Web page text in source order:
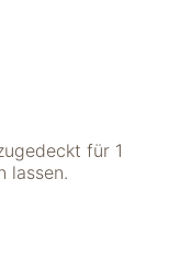
für 1
lassen.